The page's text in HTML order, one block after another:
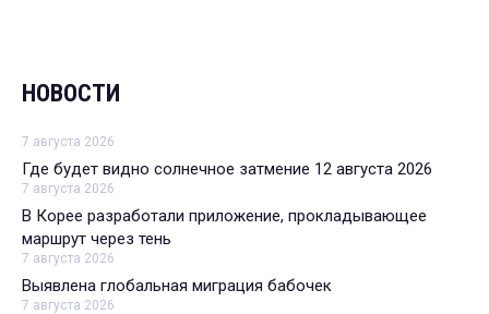
НОВОСТИ
7 августа 2026
Где будет видно солнечное затмение 12 августа 2026
7 августа 2026
В Корее разработали приложение, прокладывающее
маршрут через тень
7 августа 2026
Выявлена глобальная миграция бабочек
7 августа 2026